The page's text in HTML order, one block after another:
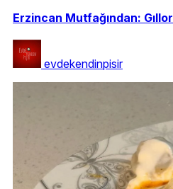
Erzincan Mutfağından: Gıllor
evdekendinpisir